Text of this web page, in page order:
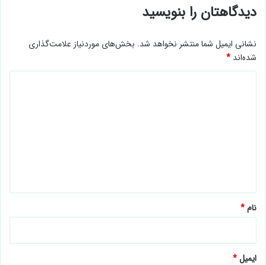
دیدگاهتان را بنویسید
نشانی ایمیل شما منتشر نخواهد شد. بخش‌های موردنیاز علامت‌گذاری
شده‌اند *
نام*
ایمیل*